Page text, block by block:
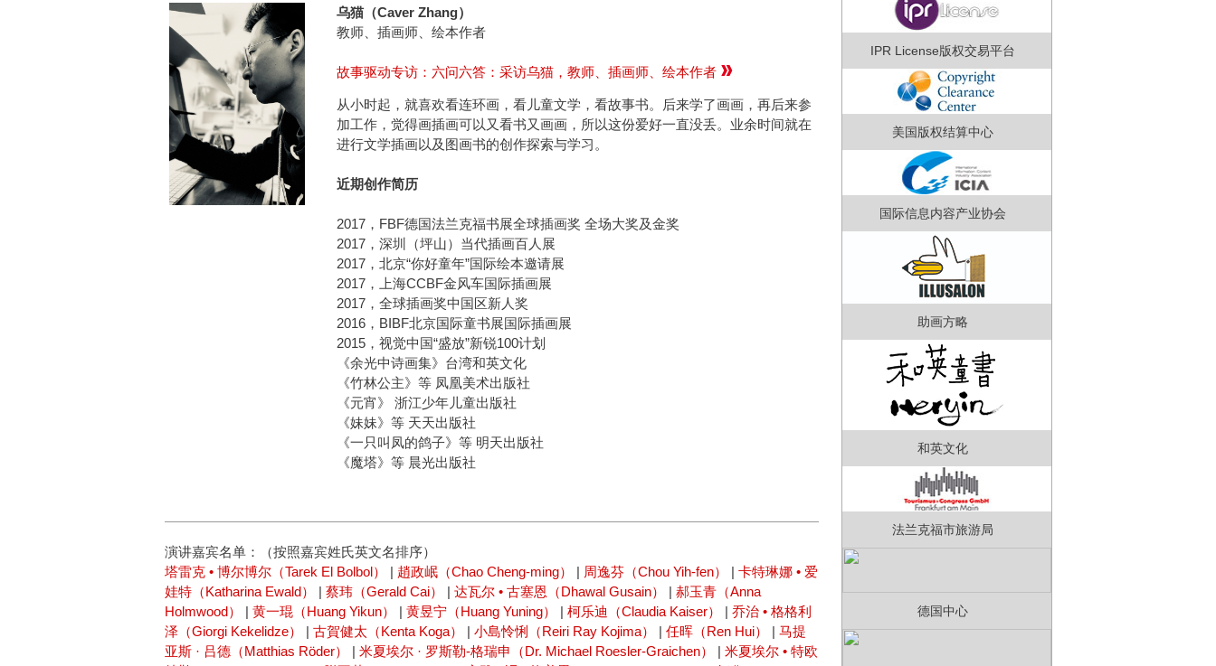
乌猫（Caver Zhang）
教师、插画师、绘本作者
故事驱动专访：六问六答：采访乌猫，教师、插画师、绘本作者
从小时起，就喜欢看连环画，看儿童文学，看故事书。后来学了画画​，再后来参
加工作，觉得画插画可以又看书又画画，所以这份爱好一​直没丢。业余时间就在
进行文学插画以及图画书的创作探索与学习。​
近期创作简历
2017，FBF德国法兰克福书展全球插画奖 全场大奖及金奖
2017，深圳（坪山）当代插画百人展
2017，北京“你好童年”国际绘本邀请展
2017，上海CCBF金风车国际插画展
2017，全球插画奖中国区新人奖
2016，BIBF北京国际童书展国际插画展
2015，视觉中国“盛放”新锐100计划
《余光中诗画集》台湾和英文化
《竹林公主》等 凤凰美术出版社
《元宵》 浙江少年儿童出版社
《妹妹》等 天天出版社
《一只叫凤的鸽子》等 明天出版社
《魔塔》等 晨光出版社
演讲嘉宾名单：（按照嘉宾姓氏英文名排序）
塔雷克 • 博尔博尔（Tarek El Bolbol）
| 趙政岷（Chao Cheng-ming） | 周逸芬（Chou Yih-fen） | 卡特琳娜 • 爱
娃特（Katharina Ewald）
| 蔡玮（Gerald Cai） | 达瓦尔 • 古塞恩（Dhawal Gusain） | 郝玉青（Anna
Holmwood）
| 黄一琨（Huang Yikun） | 黄昱宁（Huang Yuning） | 柯乐迪（Claudia Kaiser） | 乔治 • 格格利
泽（Giorgi Kekelidze）
| 古賀健太（Kenta Koga） | 小島怜悧（Reiri Ray Kojima） | 任晖（Ren Hui） | 马提
亚斯 · 吕德（Matthias Röder）
| 米夏埃尔 · 罗斯勒-格瑞申（Dr. Michael Roesler-Graichen） | 米夏埃尔 • 特欧
IPR License版权交易平台
美国版权结算中心
国际信息内容产业协会
助画方略
和英文化
法兰克福市旅游局
德国中心